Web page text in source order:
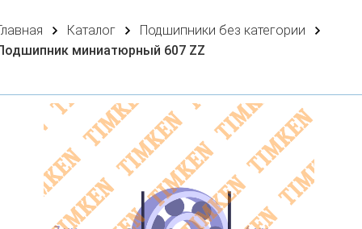
Каталог
Подшипники без категории
миниатюрный 607 ZZ